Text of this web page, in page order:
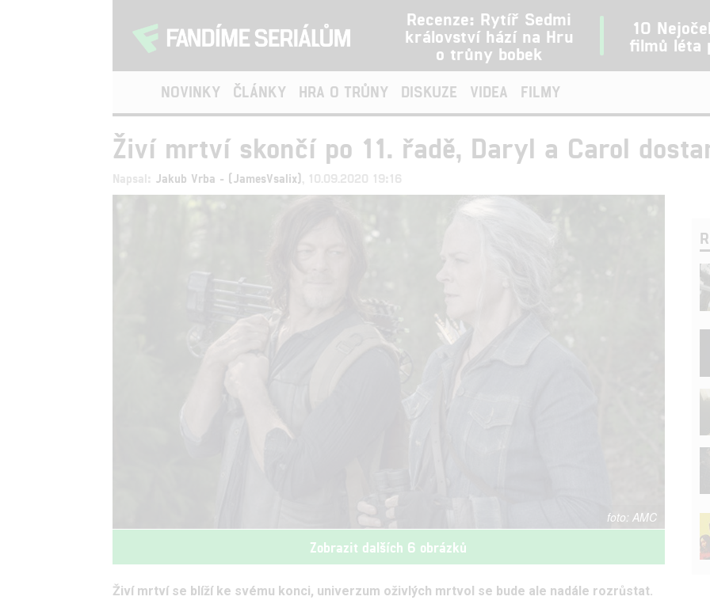
Recenze: Rytíř Sedmi
království hází na Hru
o trůny bobek
10
filmů léta
NOVINKY ČLÁNKY HRA O TRŮNY DISKUZE VIDEA FILMY
Živí mrtví skončí po 11. řadě, Daryl a Carol
Napsal: Jakub Vrba - (JamesVsalix) , 10.09.2020 19:16
AMC
Zobrazit dalších 6 obrázků
Živí mrtví se blíží ke svému konci, univerzum oživlých mrtvol se bude ale nadále rozrůstat.